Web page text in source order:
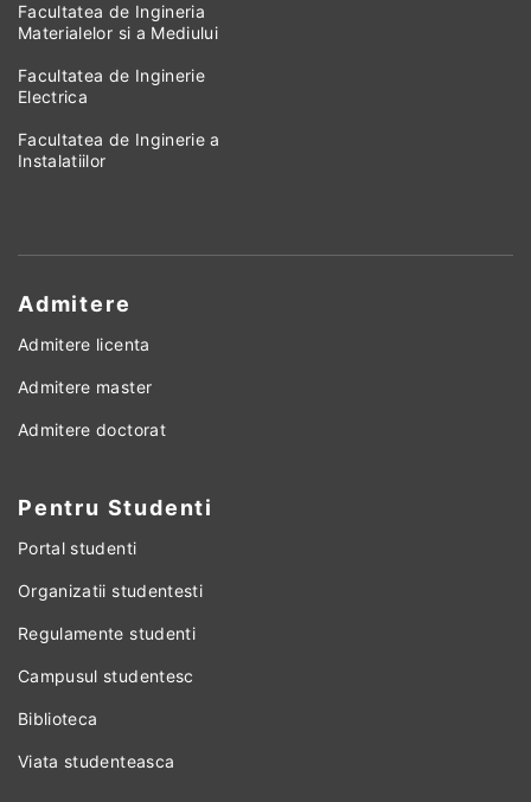
Facultatea de Ingineria
Materialelor si a Mediului
Facultatea de Inginerie
Electrica
Facultatea de Inginerie a
Instalatiilor
Admitere
Admitere licenta
Admitere master
Admitere doctorat
Pentru Studenti
Portal studenti
Organizatii studentesti
Regulamente studenti
Campusul studentesc
Biblioteca
Viata studenteasca